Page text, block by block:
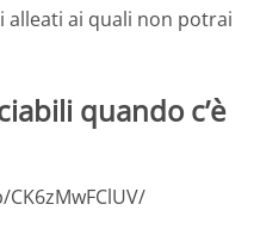
alleati ai quali non potrai
quando c’è